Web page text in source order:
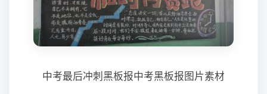
中考最后冲刺黑板报中考黑板报图片素材